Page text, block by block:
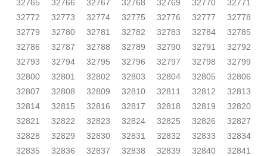
32765
32766 32767 32768 32769 32770
32771
32772
32773 32774 32775 32776 32777
32778
32779
32780 32781 32782 32783 32784
32785
32786
32787 32788 32789 32790 32791
32792
32793
32794 32795 32796 32797 32798
32799
32800
32801 32802 32803 32804 32805
32806
32807
32808 32809 32810 32811 32812
32813
32814
32815 32816 32817 32818 32819
32820
32821
32822 32823 32824 32825 32826
32827
32828
32829 32830 32831 32832 32833
32834
32835
32836 32837 32838 32839 32840
32841